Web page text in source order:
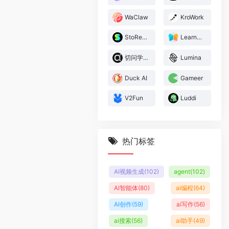
WaClaw KroWork
StoReel Canvas LearnBuddy
切问学术 Lumina
Duck AI Gameer
V2Fun Luddi
热门标签
AI视频生成(102) agent(102)
AI智能体(80) ai编程(64)
AI创作(59) ai写作(56)
ai搜索(56) ai助手(49)